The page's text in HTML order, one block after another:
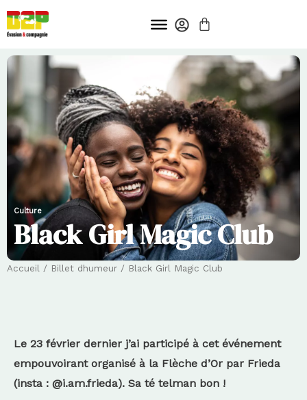
Aller
au
Culture
Black Girl Magic Club
Accueil / Billet dhumeur / Black Girl Magic Club
Le 23 février dernier j’ai participé à cet événement
empouvoirant organisé à la Flèche d’Or par Frieda
(insta : @i.am.frieda). Sa té telman bon !